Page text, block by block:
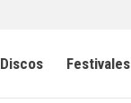
Discos Festivales